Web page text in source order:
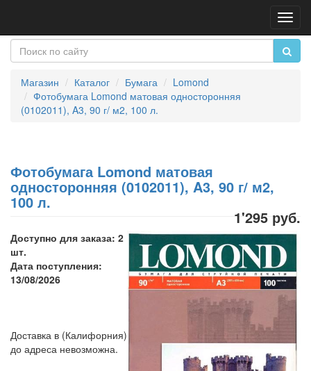
Магазин Каталог Бумага
Lomond
Фотобумага Lomond матовая односторонняя
(0102011), A3, 90 г/ м2, 100 л.
Фотобумага Lomond матовая
односторонняя (0102011), A3, 90 г/ м2,
100 л.
1'295 руб.
Доступно для заказа: 2
шт.
Дата поступления:
13/08/2026
Доставка в (Калифорния)
до адреса невозможна.